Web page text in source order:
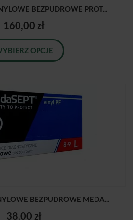
BEZPUDROWE PROT...
160,00 zł
OPCJE
BEZPUDROWE MEDA...
38,00 zł